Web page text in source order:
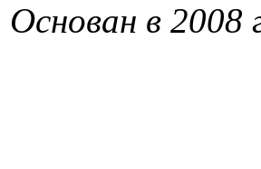
Основан в 2008